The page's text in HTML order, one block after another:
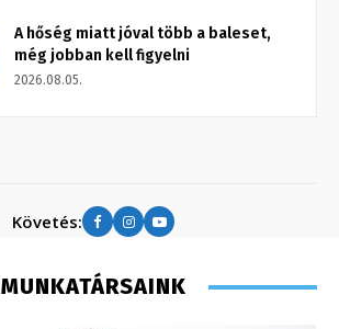
A hőség miatt jóval több a baleset,
még jobban kell figyelni
2026.08.05.
Követés:
MUNKATÁRSAINK